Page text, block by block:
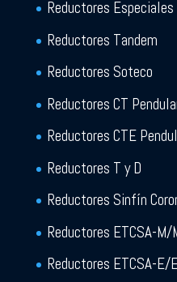
Reductores Especiales
Reductores Tandem
Reductores Soteco
Reductores CT
Reductores CTE
Reductores T y D
Reductores Sinfín
Reductores ETCSA-M/
Reductores ETCSA-E/